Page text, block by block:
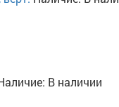
В наличии